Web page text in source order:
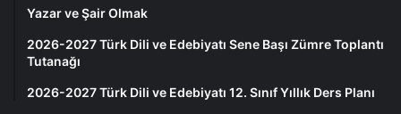
Yazar ve Şair Olmak
2026-2027 Türk Dili ve Edebiyatı Sene Başı Zümre Toplantı
Tutanağı
2026-2027 Türk Dili ve Edebiyatı 12. Sınıf Yıllık Ders Planı